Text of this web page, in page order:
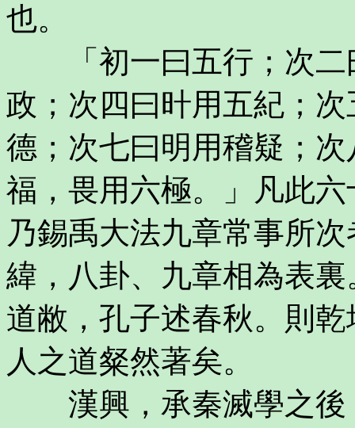
也。
「初一曰五行；次二
政；次四曰旪用五紀；
德；次七曰明用稽疑；
福，畏用六極。」凡此
乃錫禹大法九章常事所
緯，八卦、九章相為表
道敝，孔子述春秋。則
人之道粲然著矣。
漢興，承秦滅學之後